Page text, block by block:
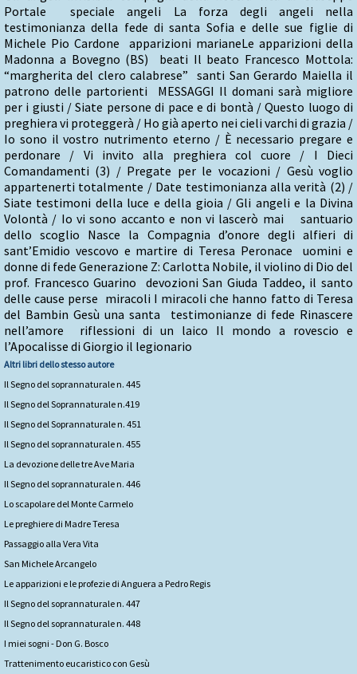
Portale speciale angeli La forza degli angeli nella
testimonianza della fede di santa Sofia e delle sue figlie di
Michele Pio Cardone apparizioni marianeLe apparizioni della
Madonna a Bovegno (BS) beati Il beato Francesco Mottola:
“margherita del clero calabrese” santi San Gerardo Maiella il
patrono delle partorienti MESSAGGI Il domani sarà migliore
per i giusti / Siate persone di pace e di bontà / Questo luogo di
preghiera vi proteggerà / Ho già aperto nei cieli varchi di grazia /
Io sono il vostro nutrimento eterno / È necessario pregare e
perdonare / Vi invito alla preghiera col cuore / I Dieci
Comandamenti (3) / Pregate per le vocazioni / Gesù voglio
appartenerti totalmente / Date testimonianza alla verità (2) /
Siate testimoni della luce e della gioia / Gli angeli e la Divina
Volontà / Io vi sono accanto e non vi lascerò mai santuario
dello scoglio Nasce la Compagnia d’onore degli alfieri di
sant’Emidio vescovo e martire di Teresa Peronace uomini e
donne di fede Generazione Z: Carlotta Nobile, il violino di Dio del
prof. Francesco Guarino devozioni San Giuda Taddeo, il santo
delle cause perse miracoli I miracoli che hanno fatto di Teresa
del Bambin Gesù una santa testimonianze di fede Rinascere
nell’amore riflessioni di un laico Il mondo a rovescio e
l’Apocalisse di Giorgio il legionario
Altri libri dello stesso autore
Il Segno del soprannaturale n. 445
Il Segno del Soprannaturale n.419
Il Segno del Soprannaturale n. 451
Il Segno del soprannaturale n. 455
La devozione delle tre Ave Maria
Il Segno del soprannaturale n. 446
Lo scapolare del Monte Carmelo
Le preghiere di Madre Teresa
Passaggio alla Vera Vita
San Michele Arcangelo
Le apparizioni e le profezie di Anguera a Pedro Regis
Il Segno del soprannaturale n. 447
Il Segno del soprannaturale n. 448
I miei sogni - Don G. Bosco
Trattenimento eucaristico con Gesù